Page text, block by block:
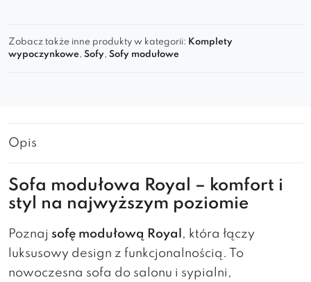
Zobacz także inne produkty w kategorii: Komplety
wypoczynkowe, Sofy, Sofy modułowe
Opis
Sofa modułowa Royal – komfort i
styl na najwyższym poziomie
Poznaj sofę modułową Royal , która łączy
luksusowy design z funkcjonalnością. To
nowoczesna sofa do salonu i sypialni,